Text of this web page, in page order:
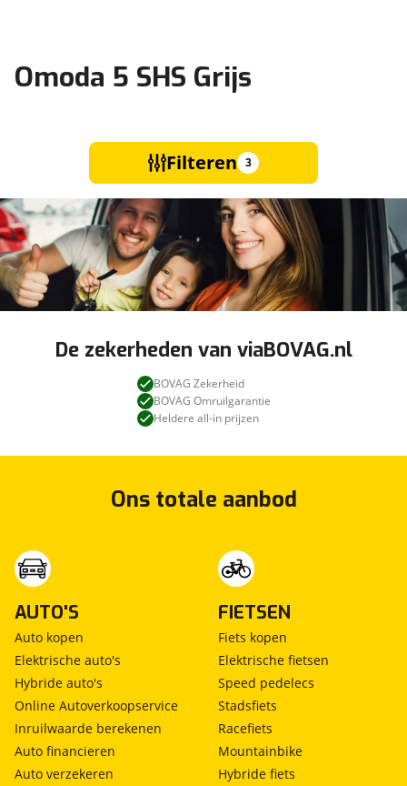
Omoda 5 SHS Grijs
Filteren 3
De zekerheden van viaBOVAG.nl
BOVAG Zekerheid
BOVAG Omruilgarantie
Heldere all-in prijzen
Ons totale aanbod
AUTO'S
Auto kopen
Elektrische auto's
Hybride auto's
Online Autoverkoopservice
Inruilwaarde berekenen
Auto financieren
Auto verzekeren
FIETSEN
Fiets kopen
Elektrische fietsen
Speed pedelecs
Stadsfiets
Racefiets
Mountainbike
Hybride fiets